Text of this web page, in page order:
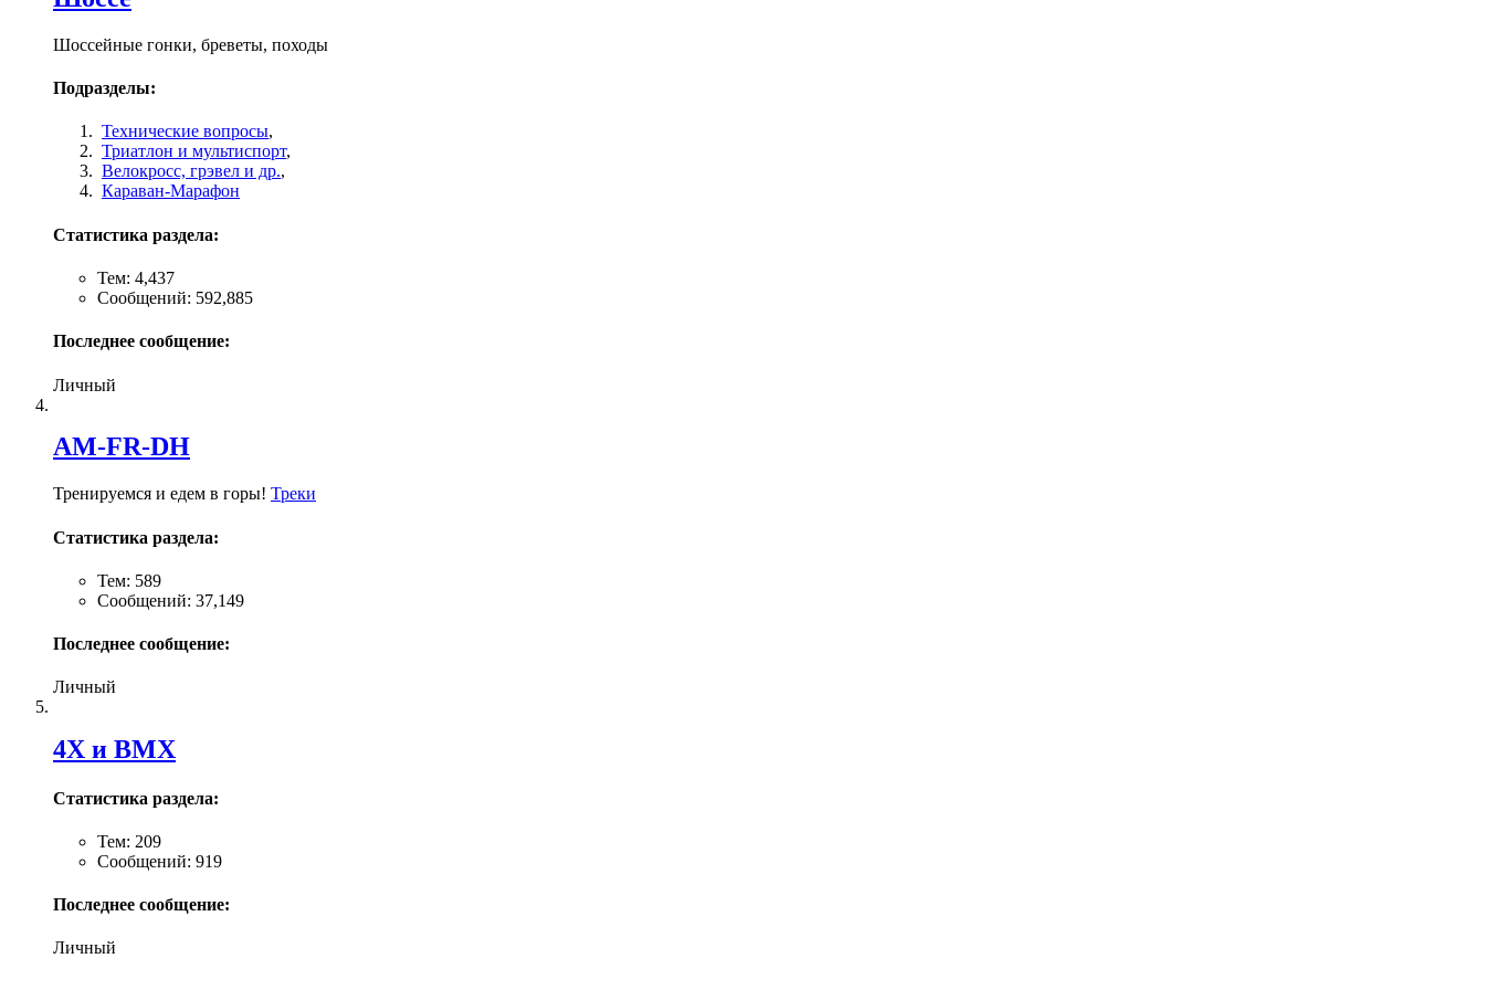
Шоссейные гонки, бреветы, походы
Подразделы:
Технические вопросы,
Триатлон и мультиспорт,
Велокросc, грэвел и др.,
Караван-Марафон
Статистика раздела:
Тем: 4,437
Сообщений: 592,885
Последнее сообщение:
Личный
AM-FR-DH
Тренируемся и едем в горы! Треки
Статистика раздела:
Тем: 589
Сообщений: 37,149
Последнее сообщение:
Личный
4X и BMX
Статистика раздела:
Тем: 209
Сообщений: 919
Последнее сообщение:
Личный